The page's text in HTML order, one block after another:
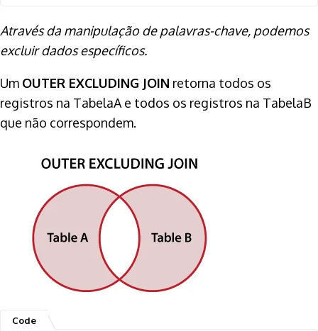
Através da manipulação de palavras-chave, podemos
excluir dados específicos.
Um OUTER EXCLUDING JOIN retorna todos os
registros na TabelaA e todos os registros na TabelaB
que não correspondem.